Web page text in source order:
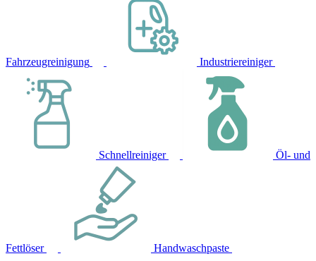
Fahrzeugreinigung Industriereiniger
Schnellreiniger Öl- und
Fettlöser Handwaschpaste